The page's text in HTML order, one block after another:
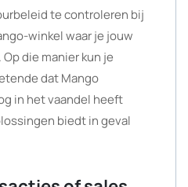
te controleren bij
winkel waar je jouw
die manier kun je
dat Mango
in het vaandel heeft
biedt in geval